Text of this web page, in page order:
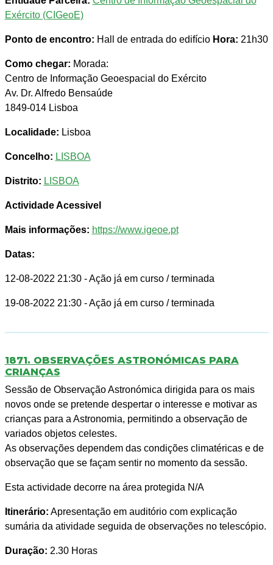
Exército (CIGeoE)
Ponto de encontro: Hall de entrada do edifício Hora: 21h30
Como chegar: Morada:
Centro de Informação Geoespacial do Exército
Av. Dr. Alfredo Bensaúde
1849-014 Lisboa
Localidade: Lisboa
Concelho: LISBOA
Distrito: LISBOA
Actividade Acessivel
Mais informações: https://www.igeoe.pt
Datas:
12-08-2022 21:30 - Ação já em curso / terminada
19-08-2022 21:30 - Ação já em curso / terminada
1871. OBSERVAÇÕES ASTRONÓMICAS PARA
CRIANÇAS
Sessão de Observação Astronómica dirigida para os mais
novos onde se pretende despertar o interesse e motivar as
crianças para a Astronomia, permitindo a observação de
variados objetos celestes.
As observações dependem das condições climatéricas e de
observação que se façam sentir no momento da sessão.
Esta actividade decorre na área protegida N/A
Itinerário: Apresentação em auditório com explicação
sumária da atividade seguida de observações no telescópio.
Duração: 2.30 Horas